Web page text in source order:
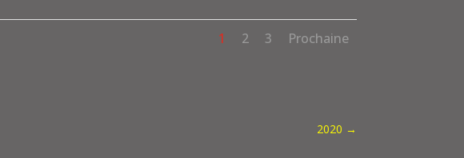
1 2 3 Prochaine
2020 →